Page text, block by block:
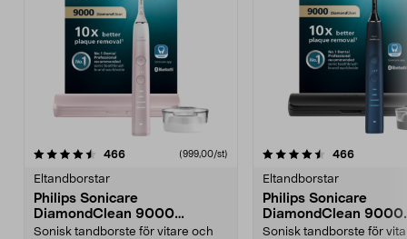
466recensioner(999,00/st)
Eltandborstar
Philips Sonicare
DiamondClean 9000
eltandborste, Special Edition
Sonisk tandborste för vitare och
4.5av 5 stjärnor 466
Eltandborstar
Philips Sonicare
DiamondClean 9000
eltandborste, Special
Sonisk tandborste för